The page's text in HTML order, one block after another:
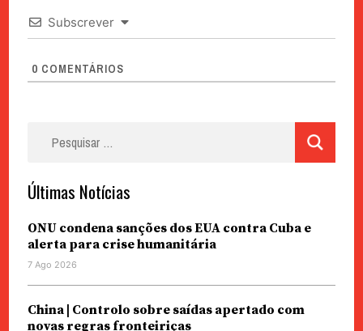
Subscrever
0 COMENTÁRIOS
Últimas Notícias
ONU condena sanções dos EUA contra Cuba e
alerta para crise humanitária
7 Ago 2026
China | Controlo sobre saídas apertado com
novas regras fronteiriças